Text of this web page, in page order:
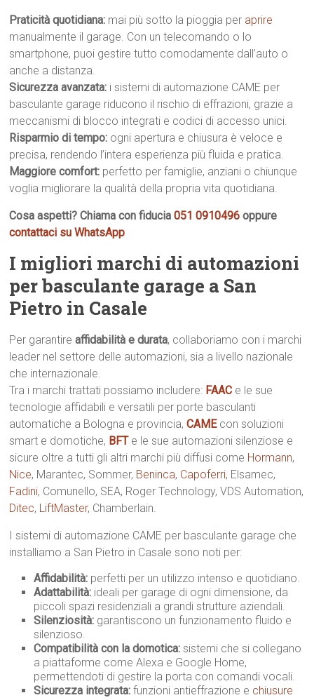
Praticità quotidiana: mai più sotto la pioggia per aprire
manualmente il garage. Con un telecomando o lo
smartphone, puoi gestire tutto comodamente dall’auto o
anche a distanza.
Sicurezza avanzata: i sistemi di automazione CAME per
basculante garage riducono il rischio di effrazioni, grazie a
meccanismi di blocco integrati e codici di accesso unici.
Risparmio di tempo: ogni apertura e chiusura è veloce e
precisa, rendendo l’intera esperienza più fluida e pratica.
Maggiore comfort: perfetto per famiglie, anziani o chiunque
voglia migliorare la qualità della propria vita quotidiana.
Cosa aspetti? Chiama con fiducia051 0910496 oppure
contattaci su WhatsApp
I migliori marchi di automazioni
per basculante garage a San
Pietro in Casale
Per garantireaffidabilità e durata, collaboriamo con i marchi
leader nel settore delle automazioni, sia a livello nazionale
che internazionale.
Tra i marchi trattati possiamo includere: FAAC e le sue
tecnologie affidabili e versatili per porte basculanti
automatiche a Bologna e provincia,CAME con soluzioni
smart e domotiche, BFT e le sue automazioni silenziose e
sicure oltre a tutti gli altri marchi più diffusi come Hormann,
Nice, Marantec, Sommer, Beninca, Capoferri, Elsamec,
Fadini, Comunello, SEA, Roger Technology, VDS Automation,
Ditec, LiftMaster, Chamberlain.
I sistemi di automazione CAME per basculante garage che
installiamo a San Pietro in Casale sono noti per:
Affidabilità: perfetti per un utilizzo intenso e quotidiano.
Adattabilità: ideali per garage di ogni dimensione, da
piccoli spazi residenziali a grandi strutture aziendali.
Silenziosità: garantiscono un funzionamento fluido e
silenzioso.
Compatibilità con la domotica: sistemi che si collegano
a piattaforme come Alexa e Google Home,
permettendoti di gestire la porta con comandi vocali.
Sicurezza integrata: funzioni antieffrazione e chiusure